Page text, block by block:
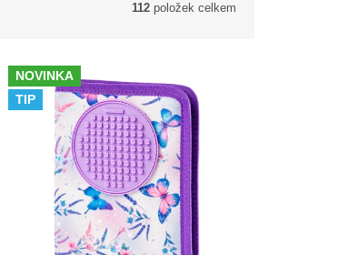
112 položek celkem
NOVINKA
TIP